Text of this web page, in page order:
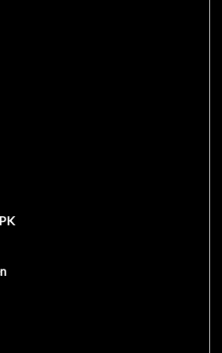
ideaal voor smalle
aan de verstrekte
zouden kunnen